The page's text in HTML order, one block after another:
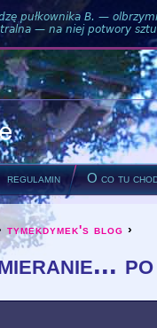
pułkownika B. —
— na niej potwory
regulamin O co tu
tymekdymek's blog ›